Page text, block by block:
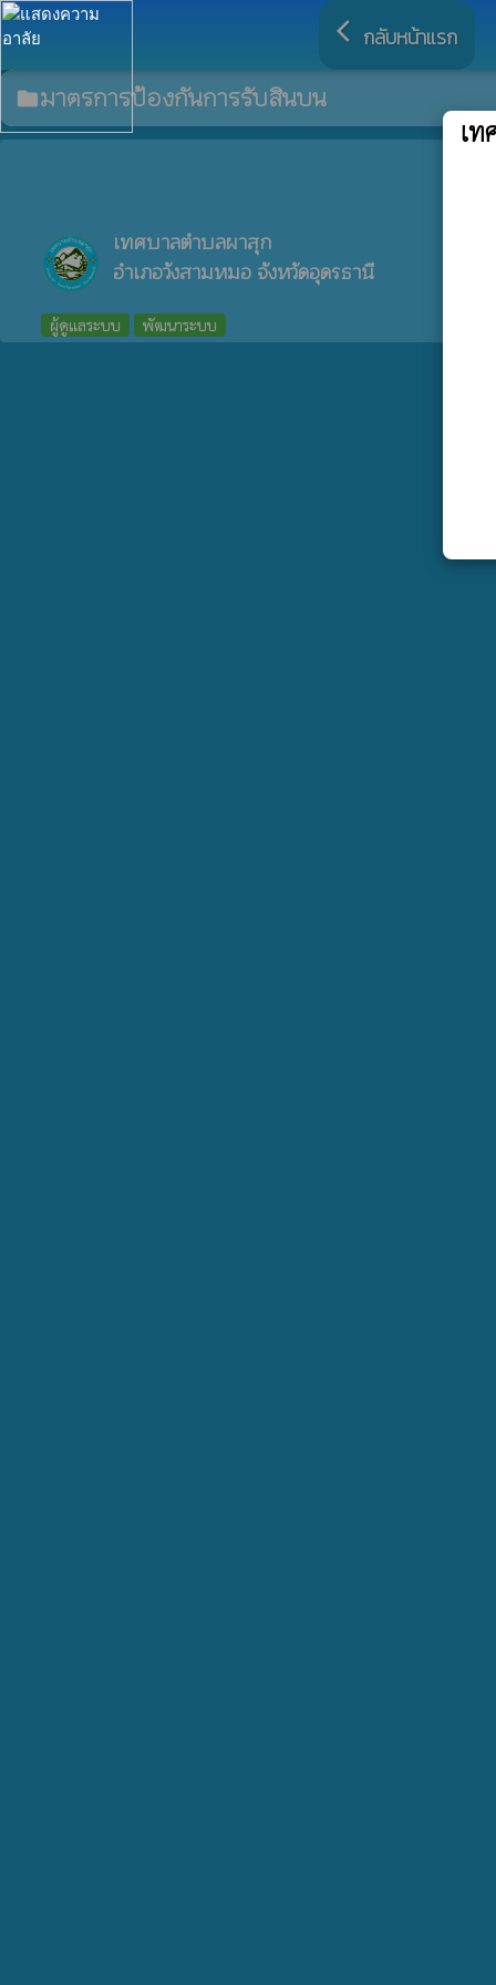
arrow_back_ios กลับหน้าแรก
folderมาตรการป้องกันการรับสินบน
เทศบาลตำบลผาสุก
อำเภอวังสามหมอ จังหวัดอุดรธานี
ผู้ดูแลระบบ พัฒนาระบบ
เ